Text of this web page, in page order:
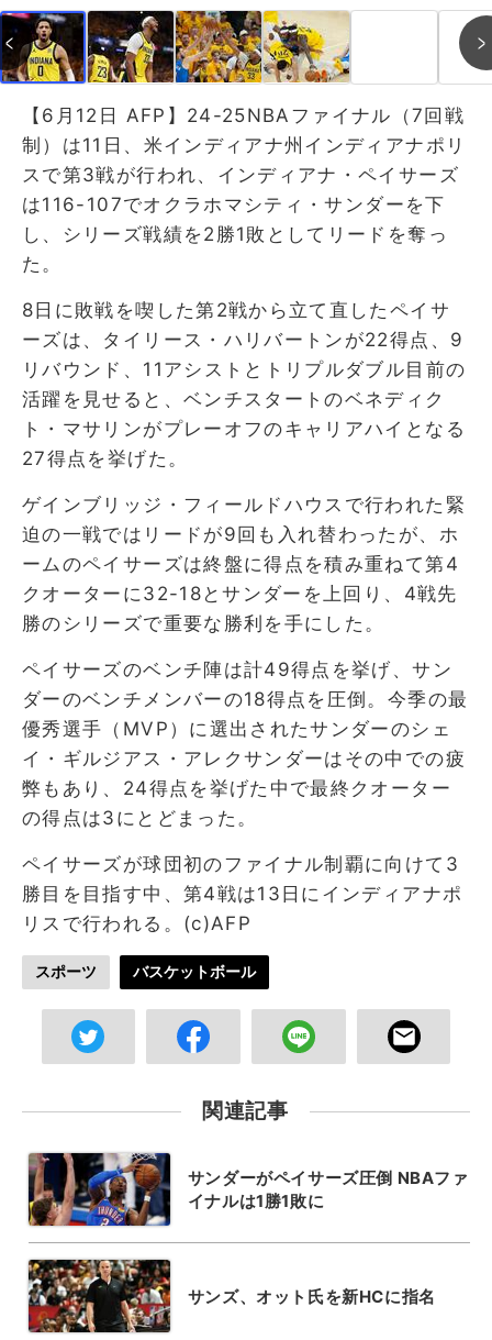
【6月12日 AFP】24-25NBAファイナル（7回戦
制）は11日、米インディアナ州インディアナポリ
スで第3戦が行われ、インディアナ・ペイサーズ
は116-107でオクラホマシティ・サンダーを下
し、シリーズ戦績を2勝1敗としてリードを奪っ
た。
8日に敗戦を喫した第2戦から立て直したペイサ
ーズは、タイリース・ハリバートンが22得点、9
リバウンド、11アシストとトリプルダブル目前の
活躍を見せると、ベンチスタートのベネディク
ト・マサリンがプレーオフのキャリアハイとなる
27得点を挙げた。
ゲインブリッジ・フィールドハウスで行われた緊
迫の一戦ではリードが9回も入れ替わったが、ホ
ームのペイサーズは終盤に得点を積み重ねて第4
クオーターに32-18とサンダーを上回り、4戦先
勝のシリーズで重要な勝利を手にした。
ペイサーズのベンチ陣は計49得点を挙げ、サン
ダーのベンチメンバーの18得点を圧倒。今季の最
優秀選手（MVP）に選出されたサンダーのシェ
イ・ギルジアス・アレクサンダーはその中での疲
弊もあり、24得点を挙げた中で最終クオーター
の得点は3にとどまった。
ペイサーズが球団初のファイナル制覇に向けて3
勝目を目指す中、第4戦は13日にインディアナポ
リスで行われる。(c)AFP
スポーツ バスケットボール
関連記事
サンダーがペイサーズ圧倒 NBAファ
イナルは1勝1敗に
サンズ、オット氏を新HCに指名